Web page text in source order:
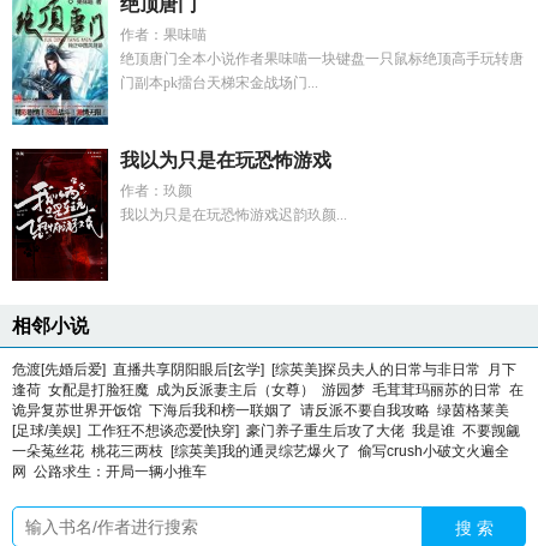
绝顶唐门
作者：果味喵
绝顶唐门全本小说作者果味喵一块键盘一只鼠标绝顶高手玩转唐
门副本pk擂台天梯宋金战场门...
我以为只是在玩恐怖游戏
作者：玖颜
我以为只是在玩恐怖游戏迟韵玖颜...
相邻小说
危渡[先婚后爱] 直播共享阴阳眼后[玄学] [综英美]探员夫人的日常与非日常
月下
逢荷 女配是打脸狂魔 成为反派妻主后（女尊） 游园梦 毛茸茸玛丽苏的日常 在
诡异复苏世界开饭馆 下海后我和榜一联姻了 请反派不要自我攻略 绿茵格莱美
[足球/美娱] 工作狂不想谈恋爱[快穿] 豪门养子重生后攻了大佬 我是谁 不要觊觎
一朵菟丝花 桃花三两枝 [综英美]我的通灵综艺爆火了 偷写crush小破文火遍全
网 公路求生：开局一辆小推车
搜 索